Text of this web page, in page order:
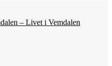
– Livet i Vemdalen